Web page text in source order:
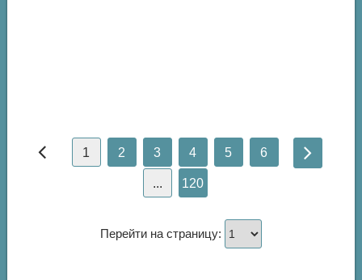
1 2 3 4 5 6
... 120
Перейти на страницу: